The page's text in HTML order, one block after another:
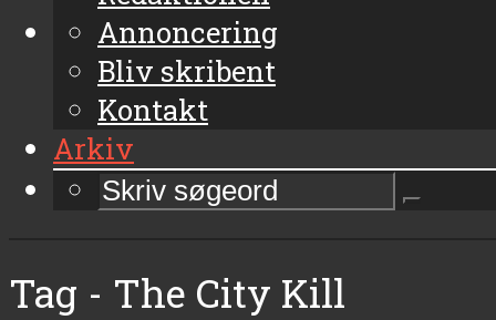
Annoncering
Bliv skribent
Kontakt
Arkiv
Tag - The City Kill